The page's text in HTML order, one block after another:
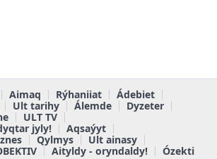
Aimaq Rýhaniiat
Ádebiet
Ult tarihy Álemde
Dyzeter
ULT TV
jyly!
Aqsaýyt
Qylmys
Ult ainasy
Aityldy - oryndaldy! Ózekti